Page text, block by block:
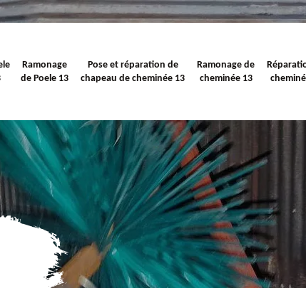
Ramonage
de Poele 13
Pose et réparation de
chapeau de cheminée 13
Ramonage de
cheminée 13